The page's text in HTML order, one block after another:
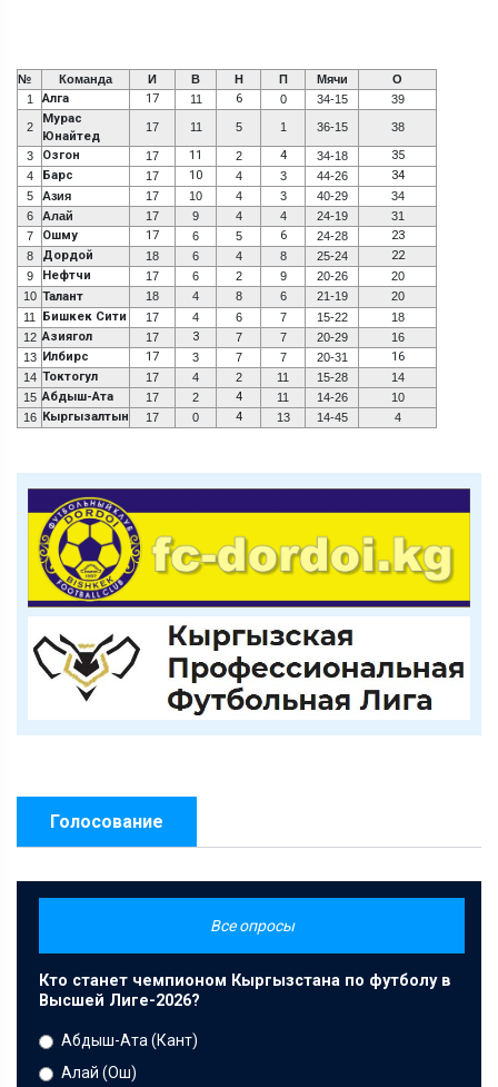
№ Команда И В Н П Мячи
О
1
Алга 17 11 6 0 34-15 39
2
Мурас
Юнайтед
17 11 5 1 36-15 38
3 Озгон 17 11 2 4 34-18 35
4 Барс 17 10 4 3 44-26 34
5 Азия 17 10 4 3 40-29
34
6
Алай 17 9 4 4 24-19
31
7
Ошму 17 6 5 6 24-28 23
8 Дордой 18 6 4 8 25-24 22
9 Нефтчи 17 6 2 9 20-26
20
10 Талант 18 4 8 6 21-19
20
11
Бишкек Сити 17 4 6 7 15-22
18
12 Азиягол 17 3 7 7 20-29
16
13 Илбирс 17 3 7 7 20-31 16
14 Токтогул 17 4 2 11 15-28
14
15 Абдыш-Ата 17 2 4 11 14-26
10
16 Кыргызалтын 17 0 4 13 14-45 4
Голосование
Все опросы
Кто станет чемпионом Кыргызстана по футболу в
Высшей Лиге-2026?
Абдыш-Ата (Кант)
Алай (Ош)